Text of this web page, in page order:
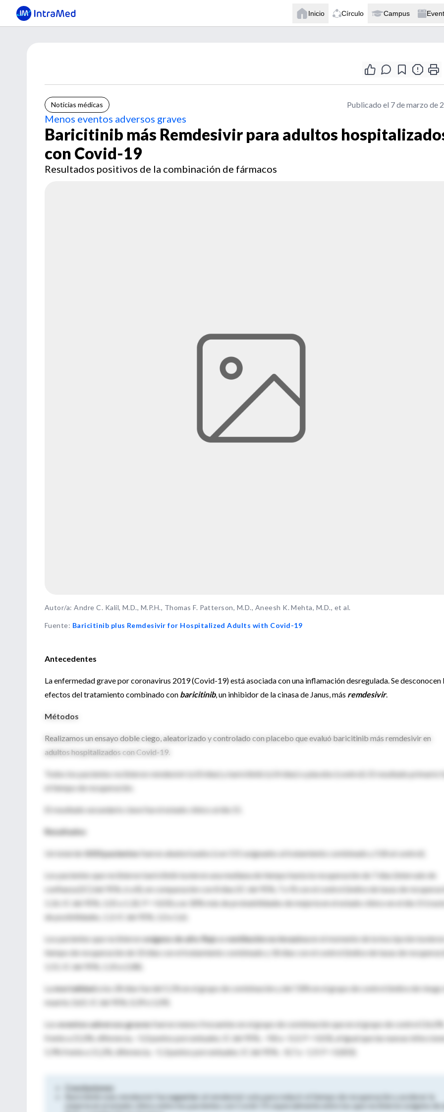
Inicio Círculo Campus
Noticias médicas Publicado el 7 de marzo de
Menos eventos adversos graves
Baricitinib más Remdesivir para adultos
con Covid-19
Resultados positivos de la combinación de fármacos
Autor/a: Andre C. Kalil, M.D., M.P.H., Thomas F. Patterson, M.D., Aneesh K. Mehta, M.D., et al.
Fuente: Baricitinib plus Remdesivir for Hospitalized Adults with Covid-19
Antecedentes
La enfermedad grave por coronavirus 2019 (Covid-19) está asociada con una inflamación desregulada. Se desconocen
efectos del tratamiento combinado con baricitinib, un inhibidor de la cinasa de Janus, más remdesivir.
Métodos
Realizamos un ensayo doble ciego, aleatorizado y controlado con placebo que evaluó baricitinib más remdesivir en
adultos hospitalizados con Covid-19.
Todos los pacientes recibieron remdesivir (≤10 días) y baricitinib (≤14 días) o placebo (control). El resultado primario
el tiempo de recuperación.
El resultado secundario clave fue el estado clínico al día 15.
Resultados
Un total de 1033 pacientes fueron aleatorizados (con 515 asignados al tratamiento combinado y 518 al control).
Los pacientes que recibieron baricitinib tuvieron una mediana de tiempo hasta la recuperación de 7 días (intervalo de
confianza [IC] del 95%, 6 a 8), en comparación con 8 días (IC del 95%, 7 a 9) con el control (índice de tasas de
1,16; IC del 95%, 1,01 a 1,32; P = 0,03) y un 30% más de probabilidades de mejoría en el estado clínico en el día 15
de posibilidades, 1,3; IC del 95%, 1,0 a 1,6).
Los pacientes que recibieronoxígeno de alto flujo o ventilación no invasivaen el momento de la inscripción
tiempo de recuperación de 10 días con el tratamiento combinado y 18 días con el control (índice de tasas de
1,51; IC del 95%, 1,10 a 2,08).
Lamortalidada los 28 días fue del 5,1% en el grupo de combinación y del 7,8% en el grupo de control (índice de riesgo
muerte, 0,65; IC del 95%, 0,39 a 1,09).
Loseventos adversos graves fueron menos frecuentes en el grupo de combinación que en el grupo de control (16,0%
frente a 21,0%; diferencia, −5,0 puntos porcentuales; IC del 95%, −9,8 a −0,3; P = 0,03), al igual que las nuevas
5,9% frente a 11,2%; diferencia, −5,3 puntos porcentuales; IC del 95%, −8,7 a −1,9; P = 0,003).
Conclusiones
Baricitinib más remdesivir fuesuperior
al remdesivir solo para reducir el tiempo de recuperación y acelerar la
mejoría en el estado clínico entre los pacientes con Covid-19, especialmente entre los que recibieron oxígeno de